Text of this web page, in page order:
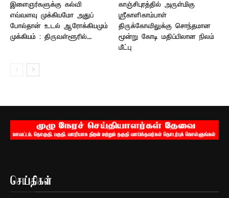
இளைஞர்களுக்கு கல்வி
எவ்வளவு முக்கியமோ அதுப்
போல்தான் உடல் ஆரோக்கியமும்
முக்கியம் : திருவள்ளூரில்...
காஞ்சிபுரத்தில் அருள்மிகு
ஸ்ரீகாளிகாம்பாள்
திருக்கோவிலுக்கு சொந்தமான
மூன்று கோடி மதிப்பிலான நிலம்
மீட்பு
செய்திகள்